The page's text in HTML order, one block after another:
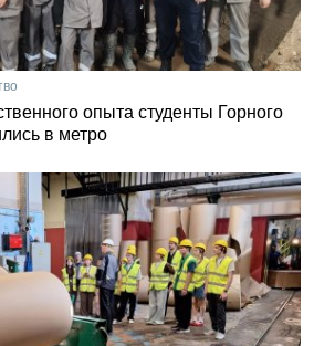
опыта студенты Горного
в метро